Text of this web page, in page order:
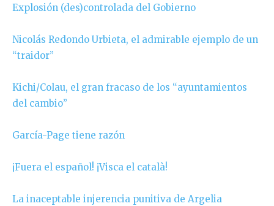
Explosión (des)controlada del Gobierno
Nicolás Redondo Urbieta, el admirable ejemplo de un
“traidor”
Kichi/Colau, el gran fracaso de los “ayuntamientos
del cambio”
García-Page tiene razón
¡Fuera el español! ¡Visca el català!
La inaceptable injerencia punitiva de Argelia